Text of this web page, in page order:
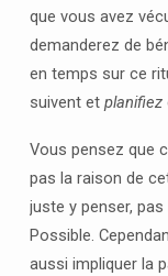
que vous avez
demanderez de
en temps sur ce
suivent et planifiez
Vous pensez que
pas la raison de
juste y penser,
Possible.
aussi impliquer la